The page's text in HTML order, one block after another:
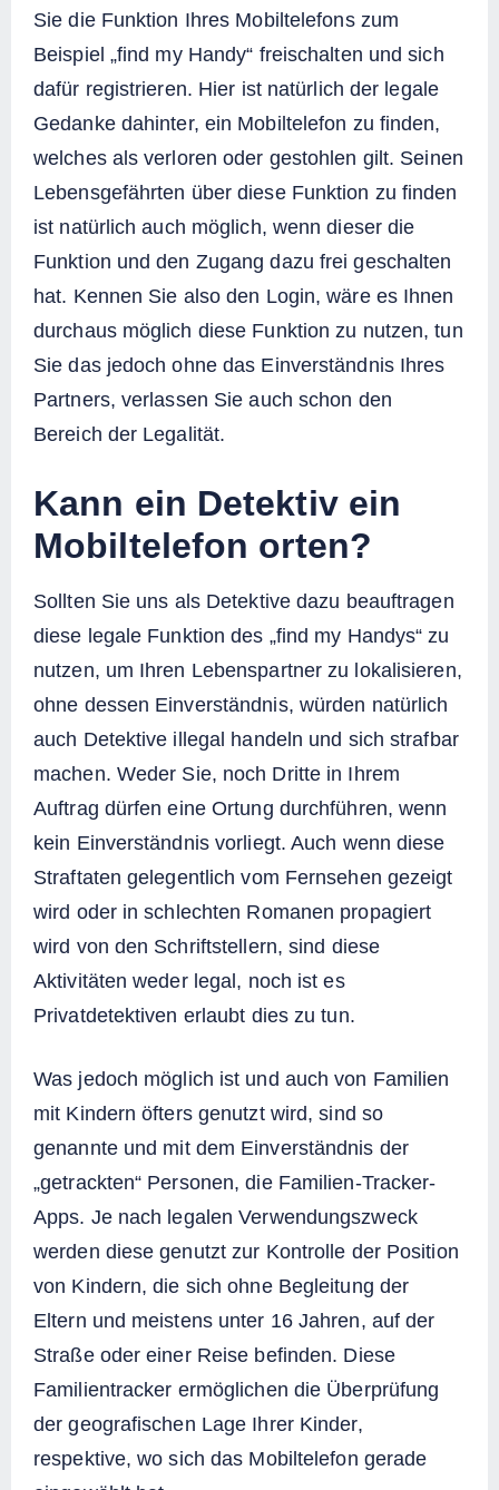
Sie die Funktion Ihres Mobiltelefons zum
Beispiel „find my Handy“ freischalten und sich
dafür registrieren. Hier ist natürlich der legale
Gedanke dahinter, ein Mobiltelefon zu finden,
welches als verloren oder gestohlen gilt. Seinen
Lebensgefährten über diese Funktion zu finden
ist natürlich auch möglich, wenn dieser die
Funktion und den Zugang dazu frei geschalten
hat. Kennen Sie also den Login, wäre es Ihnen
durchaus möglich diese Funktion zu nutzen, tun
Sie das jedoch ohne das Einverständnis Ihres
Partners, verlassen Sie auch schon den
Bereich der Legalität.
Kann ein Detektiv ein
Mobiltelefon orten?
Sollten Sie uns als Detektive dazu beauftragen
diese legale Funktion des „find my Handys“ zu
nutzen, um Ihren Lebenspartner zu lokalisieren,
ohne dessen Einverständnis, würden natürlich
auch Detektive illegal handeln und sich strafbar
machen. Weder Sie, noch Dritte in Ihrem
Auftrag dürfen eine Ortung durchführen, wenn
kein Einverständnis vorliegt. Auch wenn diese
Straftaten gelegentlich vom Fernsehen gezeigt
wird oder in schlechten Romanen propagiert
wird von den Schriftstellern, sind diese
Aktivitäten weder legal, noch ist es
Privatdetektiven erlaubt dies zu tun.
Was jedoch möglich ist und auch von Familien
mit Kindern öfters genutzt wird, sind so
genannte und mit dem Einverständnis der
„getrackten“ Personen, die Familien-Tracker-
Apps. Je nach legalen Verwendungszweck
werden diese genutzt zur Kontrolle der Position
von Kindern, die sich ohne Begleitung der
Eltern und meistens unter 16 Jahren, auf der
Straße oder einer Reise befinden. Diese
Familientracker ermöglichen die Überprüfung
der geografischen Lage Ihrer Kinder,
respektive, wo sich das Mobiltelefon gerade